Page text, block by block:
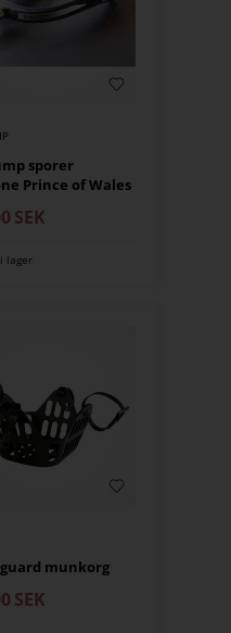
sporer
Prince of Wales
SEK
lager
munkorg
SEK